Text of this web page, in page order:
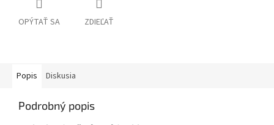
OPÝTAŤ SA ZDIEĽAŤ
Popis Diskusia
Podrobný popis